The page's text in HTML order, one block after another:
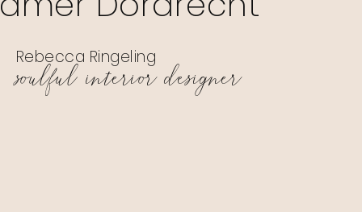
Rebecca Ringeling
soulful interior designer